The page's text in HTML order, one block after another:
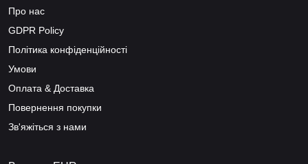
Про нас
GDPR Policy
Політика конфіденційності
Умови
Оплата & Доставка
Повернення покупки
Зв'яжіться з нами